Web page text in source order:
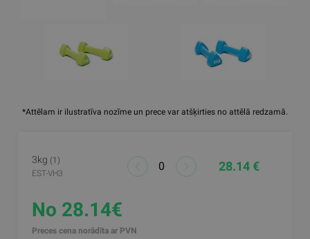
*Attēlam ir ilustratīva nozīme un prece var atšķirties no attēlā redzamā.
3kg (1)
EST-VH3
28.14 €
No 28.14€
Preces cena norādīta ar PVN